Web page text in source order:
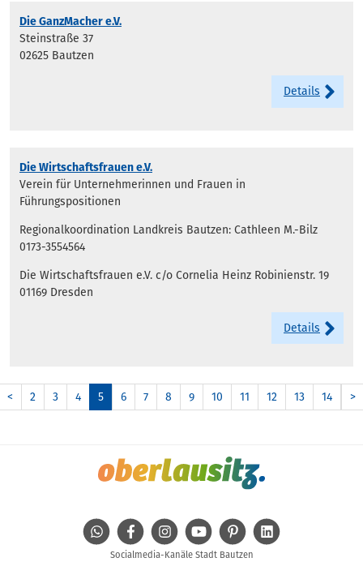
Die GanzMacher e.V.
Steinstraße 37
02625 Bautzen
Details
Die Wirtschaftsfrauen e.V.
Verein für Unternehmerinnen und Frauen in
Führungspositionen
Regionalkoordination Landkreis Bautzen: Cathleen M.-Bilz
0173-3554564
Die Wirtschaftsfrauen e.V. c/o Cornelia Heinz Robinienstr. 19
01169 Dresden
Details
< 2 3 4 5 6 7 8 9 10 11 12 13 14 >
WhatsAppFacebookInstagramYoutube Pinterest
Socialmedia-Kanäle Stadt Bautzen